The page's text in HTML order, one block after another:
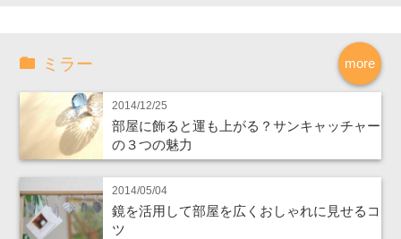
more
ミラー
2014/12/25
部屋に飾ると運も上がる？サンキャッチャー
の３つの魅力
2014/05/04
鏡を活用して部屋を広くおしゃれに見せるコ
ツ